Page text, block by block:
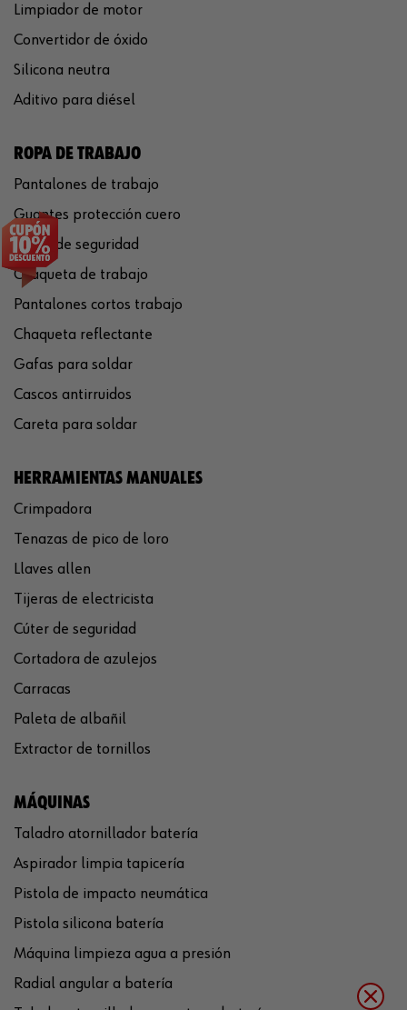
Limpiador de motor
Convertidor de óxido
Silicona neutra
Aditivo para diésel
ROPA DE TRABAJO
Pantalones de trabajo
Guantes protección cuero
Casco de seguridad
Chaqueta de trabajo
Pantalones cortos trabajo
Chaqueta reflectante
Gafas para soldar
Cascos antirruidos
Careta para soldar
HERRAMIENTAS MANUALES
Crimpadora
Tenazas de pico de loro
Llaves allen
Tijeras de electricista
Cúter de seguridad
Cortadora de azulejos
Carracas
Paleta de albañil
Extractor de tornillos
MÁQUINAS
Taladro atornillador batería
Aspirador limpia tapicería
Pistola de impacto neumática
Pistola silicona batería
Máquina limpieza agua a presión
Radial angular a batería